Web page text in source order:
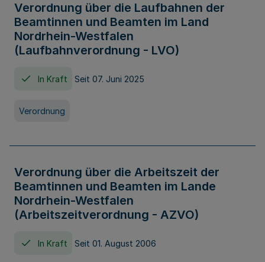
Verordnung über die Laufbahnen der
Beamtinnen und Beamten im Land
Nordrhein-Westfalen
(Laufbahnverordnung - LVO)
In Kraft Seit 07. Juni 2025
Verordnung
Verordnung über die Arbeitszeit der
Beamtinnen und Beamten im Lande
Nordrhein-Westfalen
(Arbeitszeitverordnung - AZVO)
In Kraft Seit 01. August 2006